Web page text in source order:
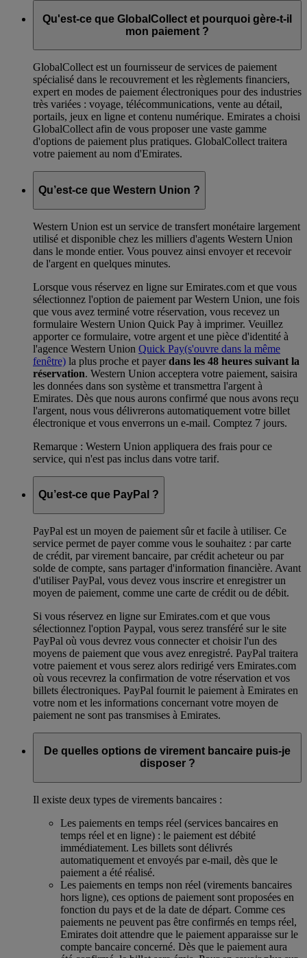
Qu'est-ce que GlobalCollect et pourquoi gère-t-il
mon paiement ?
GlobalCollect est un fournisseur de services de paiement
spécialisé dans le recouvrement et les règlements financiers,
expert en modes de paiement électroniques pour des industries
très variées : voyage, télécommunications, vente au détail,
portails, jeux en ligne et contenu numérique. Emirates a choisi
GlobalCollect afin de vous proposer une vaste gamme
d'options de paiement plus pratiques. GlobalCollect traitera
votre paiement au nom d'Emirates.
Qu’est-ce que Western Union ?
Western Union est un service de transfert monétaire largement
utilisé et disponible chez les milliers d'agents Western Union
dans le monde entier. Vous pouvez ainsi envoyer et recevoir
de l'argent en quelques minutes.
Lorsque vous réservez en ligne sur Emirates.com et que vous
sélectionnez l'option de paiement par Western Union, une fois
que vous avez terminé votre réservation, vous recevez un
formulaire Western Union Quick Pay à imprimer. Veuillez
apporter ce formulaire, votre argent et une pièce d'identité à
l'agence Western Union Quick Pay(s'ouvre dans la même
fenêtre) la plus proche et payerdans les 48 heures suivant la
réservation. Western Union acceptera votre paiement, saisira
les données dans son système et transmettra l'argent à
Emirates. Dès que nous aurons confirmé que nous avons reçu
l'argent, nous vous délivrerons automatiquement votre billet
électronique et vous enverrons un e-mail. Comptez 7 jours.
Remarque : Western Union appliquera des frais pour ce
service, qui n'est pas inclus dans votre tarif.
Qu’est-ce que PayPal ?
PayPal est un moyen de paiement sûr et facile à utiliser. Ce
service permet de payer comme vous le souhaitez : par carte
de crédit, par virement bancaire, par crédit acheteur ou par
solde de compte, sans partager d'information financière. Avant
d'utiliser PayPal, vous devez vous inscrire et enregistrer un
moyen de paiement, comme une carte de crédit ou de débit.
Si vous réservez en ligne sur Emirates.com et que vous
sélectionnez l'option Paypal, vous serez transféré sur le site
PayPal où vous devrez vous connecter et choisir l'un des
moyens de paiement que vous avez enregistré. PayPal traitera
votre paiement et vous serez alors redirigé vers Emirates.com
où vous recevrez la confirmation de votre réservation et vos
billets électroniques. PayPal fournit le paiement à Emirates en
votre nom et les informations concernant votre moyen de
paiement ne sont pas transmises à Emirates.
De quelles options de virement bancaire puis-je
disposer ?
Il existe deux types de virements bancaires :
Les paiements en temps réel (services bancaires en
temps réel et en ligne) : le paiement est débité
immédiatement. Les billets sont délivrés
automatiquement et envoyés par e-mail, dès que le
paiement a été réalisé.
Les paiements en temps non réel (virements bancaires
hors ligne), ces options de paiement sont proposées en
fonction du pays et de la date de départ. Comme ces
paiements ne peuvent pas être confirmés en temps réel,
Emirates doit attendre que le paiement apparaisse sur le
compte bancaire concerné. Dès que le paiement aura